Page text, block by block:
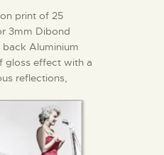
print of 25
3mm Dibond
Aluminium
gloss effect with a
reflections,